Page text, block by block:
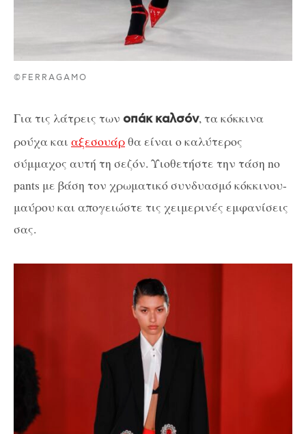
©FERRAGAMO
Για τις λάτρεις των οπάκ καλσόν, τα κόκκινα
ρούχα και αξεσουάρθα είναι ο καλύτερος
σύμμαχος αυτή τη σεζόν. Υιοθετήστε την τάση no
pants με βάση τον χρωματικό συνδυασμό κόκκινου-
μαύρου και απογειώστε τις χειμερινές εμφανίσεις
σας.